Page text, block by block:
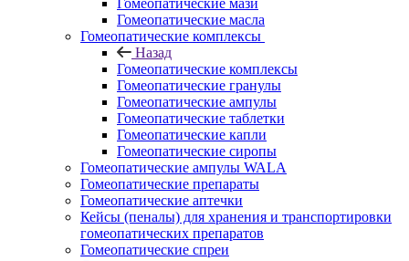
Гомеопатические мази
Гомеопатические масла
Гомеопатические комплексы
Назад
Гомеопатические комплексы
Гомеопатические гранулы
Гомеопатические ампулы
Гомеопатические таблетки
Гомеопатические капли
Гомеопатические сиропы
Гомеопатические ампулы WALA
Гомеопатические препараты
Гомеопатические аптечки
Кейсы (пеналы) для хранения и транспортировки
гомеопатических препаратов
Гомеопатические спреи